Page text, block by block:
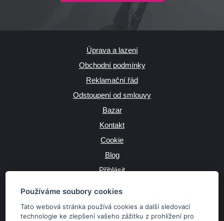
Používáme soubory cookies
Tato webová stránka používá cookies a další sledovací
technologie ke zlepšení vašeho zážitku z prohlížení pro
Úprava a lazení
Obchodní podmínky
Reklamační řád
Odstoupení od smlouvy
Bazar
Kontakt
Cookie
Blog
Přihlásit